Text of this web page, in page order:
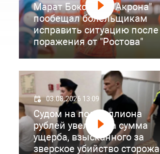
Марат Бокоев из "Акрона"
пообещал болельщикам
исправить ситуацию после
поражения от "Ростова"
03.08.2026 13:09
Судом на полмиллиона
рублей увеличена сумма
ущерба, взысканного за
зверское убийство сторожа